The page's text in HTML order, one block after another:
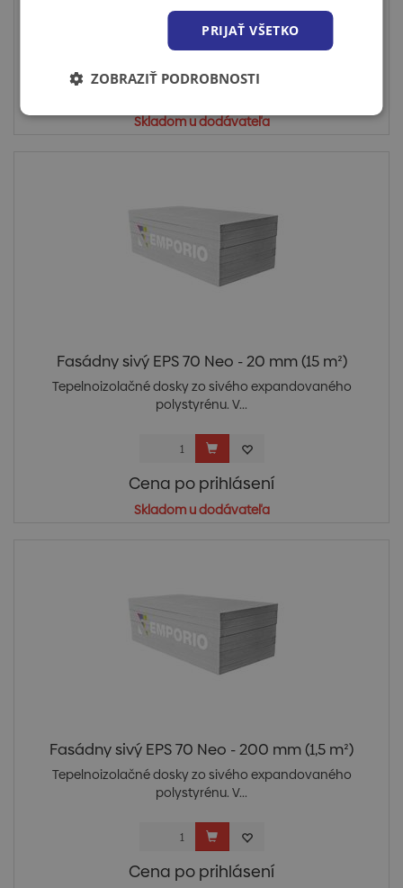
polystyrénu. V...
Skladom u dodávateľa
Fasádny sivý EPS 70 Neo - 20 mm (15 m²)
Tepelnoizolačné dosky zo sivého expandovaného
polystyrénu. V...
Cena po prihlásení
Skladom u dodávateľa
Fasádny sivý EPS 70 Neo - 200 mm (1,5 m²)
Tepelnoizolačné dosky zo sivého expandovaného
polystyrénu. V...
Cena po prihlásení
PRIJAŤ VŠETKO
ZOBRAZIŤ PODROBNOSTI